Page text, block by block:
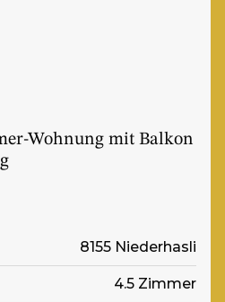
Wohnung mit Balkon
8155 Niederhasli
4.5 Zimmer